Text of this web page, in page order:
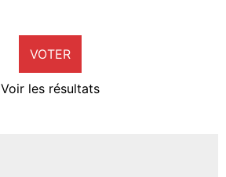
VOTER
Voir les résultats